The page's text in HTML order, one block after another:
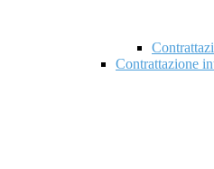
Contrattazione